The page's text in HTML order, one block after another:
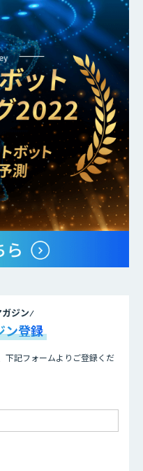
ジン
ン登録
下記フォームよりご登録くだ